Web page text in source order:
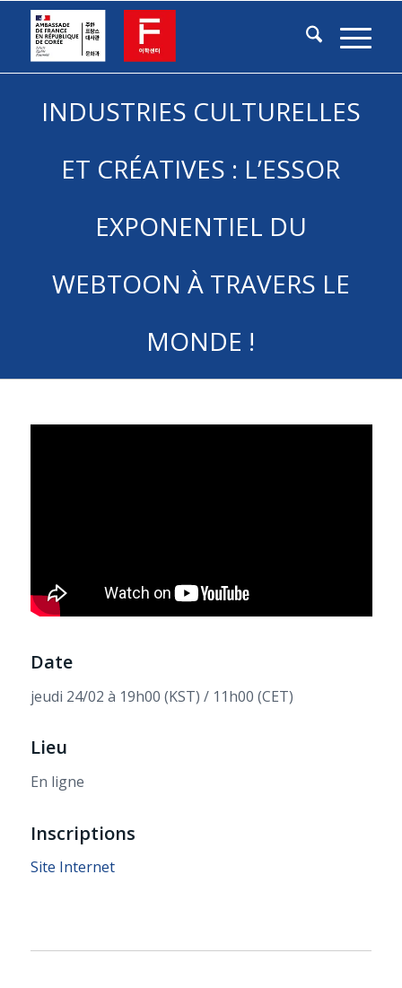
INDUSTRIES CULTURELLES
ET CRÉATIVES : L’ESSOR
EXPONENTIEL DU
WEBTOON À TRAVERS LE
MONDE !
Date
jeudi 24/02 à 19h00 (KST) / 11h00 (CET)
Lieu
En ligne
Inscriptions
Site Internet